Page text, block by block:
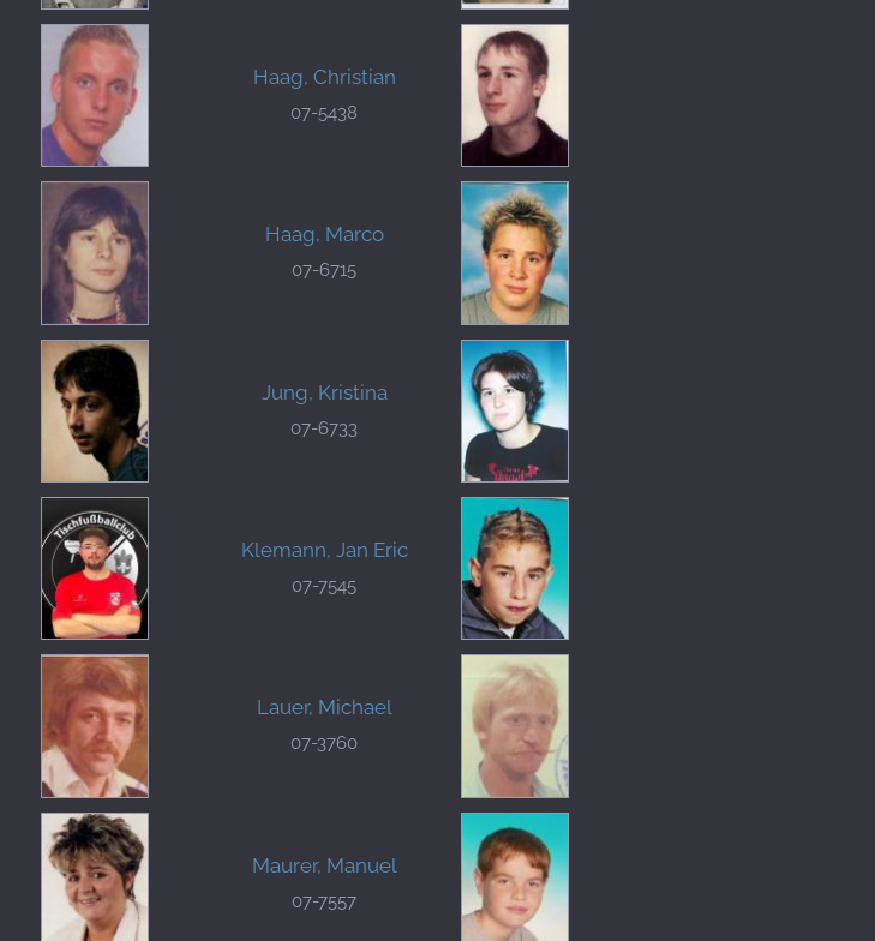
Haag, Christian
07-5438
Haag, Marco
07-6715
Jung, Kristina
07-6733
Klemann, Jan Eric
07-7545
Lauer, Michael
07-3760
Maurer, Manuel
07-7557